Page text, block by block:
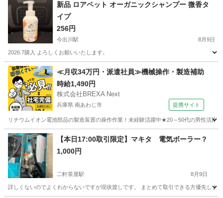
新品 ロアペット オーガニックシャンプー 微香タ
イプ
256円
今出川駅 8月9日
2026.7購入 よろしくお願いいたします。
京都 京都市 今出川駅 その他
≪月収34万円・派遣社員≫機械操作・製造補助
時給1,490円
株式会社BREXA Next
兵庫県 南あわじ市 提携サイト
リチウムイオン電池部品の製造装置の操作作業！未経験活躍中★20～50代の男性活
兵庫 南あわじ市 その他
【本日17:00取引限定】マキタ 電気ボーラー？
1,000円
二軒茶屋駅 8月9日
詳しくないのでよくわからないですが現状渡しです。 まとめて取引できる方優先します